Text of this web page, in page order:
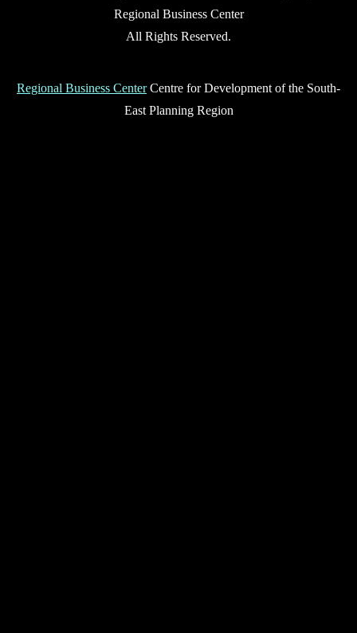
Regional Business Center
All Rights Reserved.
Regional Business CenterCentre for Development of the South-
East Planning Region